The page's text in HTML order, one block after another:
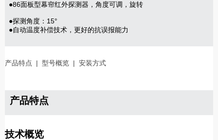
●86面板型幕帘红外探测器，角度可调，旋转
●探测角度：15°
●自动温度补偿技术，更好的抗误报能力
产品特点 | 型号概览 | 安装方式
产品特点
技术概览